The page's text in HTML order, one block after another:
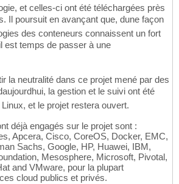
et celles-ci ont été téléchargées près
Il poursuit en avançant que, dune façon
des conteneurs connaissent un fort
est temps de passer à une
la neutralité dans ce projet mené par des
la gestion et le suivi ont été
et le projet restera ouvert.
déjà engagés sur le projet sont :
Apcera, Cisco, CoreOS, Docker, EMC,
Sachs, Google, HP, Huawei, IBM,
Mesosphere, Microsoft, Pivotal,
and VMware, pour la plupart
cloud publics et privés.